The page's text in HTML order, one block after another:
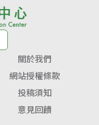
關於我們
網站授權條款
投稿須知
意見回饋